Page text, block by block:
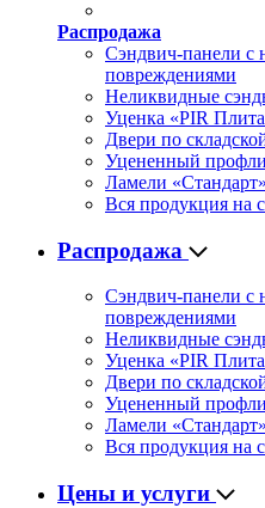
Распродажа
Сэндвич-панели с
повреждениями
Неликвидные
Уценка «PIR
Двери по
Уцененный
Ламели «Стандарт»
Вся продукция на
Распродажа
Сэндвич-панели с
повреждениями
Неликвидные
Уценка «PIR
Двери по
Уцененный
Ламели «Стандарт»
Вся продукция на
Цены и услуги